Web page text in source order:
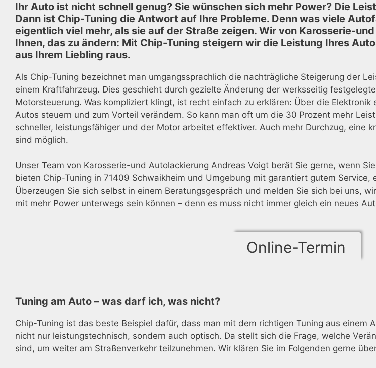
Ihr Auto ist nicht schnell genug? Sie wünschen sich mehr Power? Die
Dann ist Chip-Tuning die Antwort auf Ihre Probleme. Denn was viele
eigentlich viel mehr, als sie auf der Straße zeigen. Wir von Karosserie-
Ihnen, das zu ändern: Mit Chip-Tuning steigern wir die Leistung Ihres
aus Ihrem Liebling raus.
Als Chip-Tuning bezeichnet man umgangssprachlich die nachträgliche Steigerung der
einem Kraftfahrzeug. Dies geschieht durch gezielte Änderung der werksseitig
Motorsteuerung. Was kompliziert klingt, ist recht einfach zu erklären: Über die
Autos steuern und zum Vorteil verändern. So kann man oft um die 30 Prozent mehr
schneller, leistungsfähiger und der Motor arbeitet effektiver. Auch mehr Durchzug, eine
sind möglich.
Unser Team von Karosserie-und Autolackierung Andreas Voigt berät Sie gerne, wenn
bieten Chip-Tuning in 71409 Schwaikheim und Umgebung mit garantiert gutem Service,
Überzeugen Sie sich selbst in einem Beratungsgespräch und melden Sie sich bei uns,
mit mehr Power unterwegs sein können – denn es muss nicht immer gleich ein neues
Online-Termin
Tuning am Auto – was darf ich, was nicht?
Chip-Tuning ist das beste Beispiel dafür, dass man mit dem richtigen Tuning aus einem
nicht nur leistungstechnisch, sondern auch optisch. Da stellt sich die Frage, welche
sind, um weiter am Straßenverkehr teilzunehmen. Wir klären Sie im Folgenden gerne